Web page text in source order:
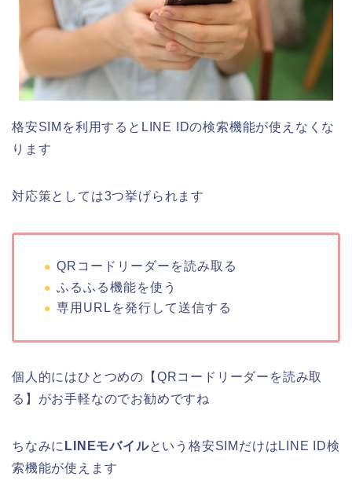
格安SIMを利用するとLINE IDの検索機能が使えなくな
ります
対応策としては3つ挙げられます
QRコードリーダーを読み取る
ふるふる機能を使う
専用URLを発行して送信する
個人的にはひとつめの【QRコードリーダーを読み取
る】がお手軽なのでお勧めですね
ちなみに LINEモバイルという格安SIMだけはLINE ID検
索機能が使えます